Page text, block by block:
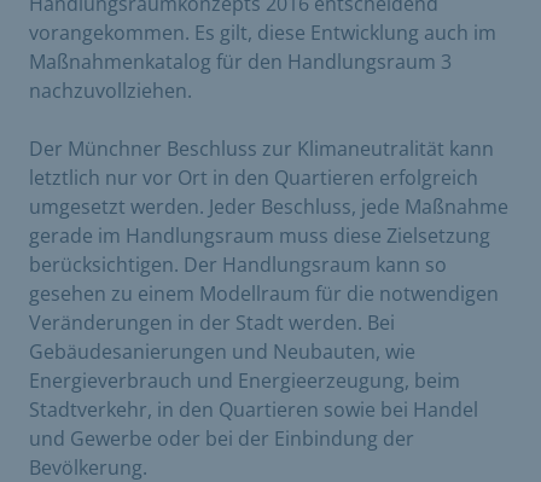
vorangekommen. Es gilt, diese Entwicklung auch im
Maßnahmenkatalog für den Handlungsraum 3
nachzuvollziehen.
Der Münchner Beschluss zur Klimaneutralität kann
letztlich nur vor Ort in den Quartieren erfolgreich
umgesetzt werden. Jeder Beschluss, jede Maßnahme
gerade im Handlungsraum muss diese Zielsetzung
berücksichtigen. Der Handlungsraum kann so
gesehen zu einem Modellraum für die notwendigen
Veränderungen in der Stadt werden. Bei
Gebäudesanierungen und Neubauten, wie
Energieverbrauch und Energieerzeugung, beim
Stadtverkehr, in den Quartieren sowie bei Handel
und Gewerbe oder bei der Einbindung der
Bevölkerung.